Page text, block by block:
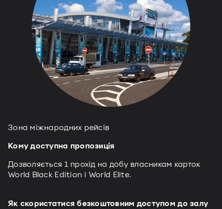
Зона міжнародних рейсів
Кому доступна пропозиція
Дозволяється 1 прохід на добу власникам карток
World Black Edition і World Elite.
Як скористатися безкоштовним доступом до залу